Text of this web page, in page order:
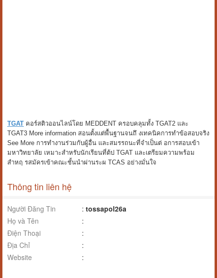
TGAT คอร์สติวออนไลน์โดย MEDDENT ครอบคลุมทั้ง TGAT2 และ
TGAT3 More information สอนตั้งแต่พื้นฐานจนถึ งเทคนิคการทำข้อสอบจริง
See More การทำงานร่วมกับผู้อื่น และสมรรถนะที่จำเป็นต่ อการสอบเข้า
มหาวิทยาลัย เหมาะสำหรับนักเรียนที่ต้ป TGAT และเตรียมความพร้อม
สำหฤ รสมัครเข้าคณะชั้นนำผ่านระผ TCAS อย่างมั่นใจ
Thông tin liên hệ
Người Đăng Tin : tossapol26a
Họ và Tên
:
Điện Thoại
:
Địa Chỉ
:
Website
: